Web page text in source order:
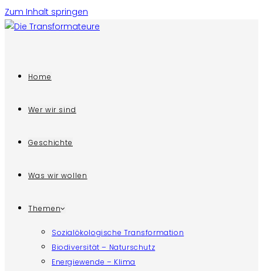
Zum Inhalt springen
Home
Wer wir sind
Geschichte
Was wir wollen
Themen
Sozialökologische Transformation
Biodiversität – Naturschutz
Energiewende – Klima